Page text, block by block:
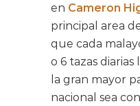
en Cameron
principal area
que cada
o 6 tazas
la gran mayor
nacional sea